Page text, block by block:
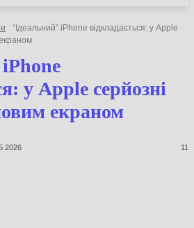
“Ідеальний” iPhone відкладається: у Apple
у Apple серйозні
екраном
11